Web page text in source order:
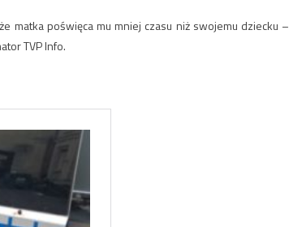
matka poświęca mu mniej czasu niż swojemu dziecku –
TVP Info.